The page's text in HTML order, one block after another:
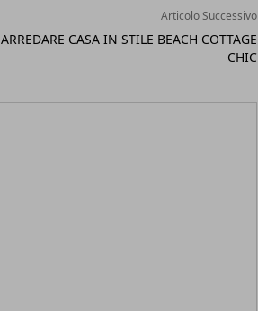
Articolo Successivo
ARREDARE CASA IN STILE BEACH COTTAGE
CHIC